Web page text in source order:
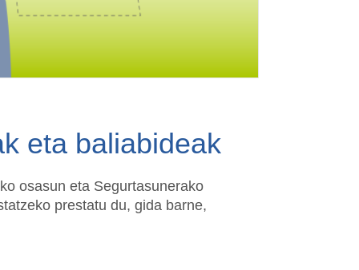
eta baliabideak
osasun eta Segurtasunerako
prestatu du, gida barne,